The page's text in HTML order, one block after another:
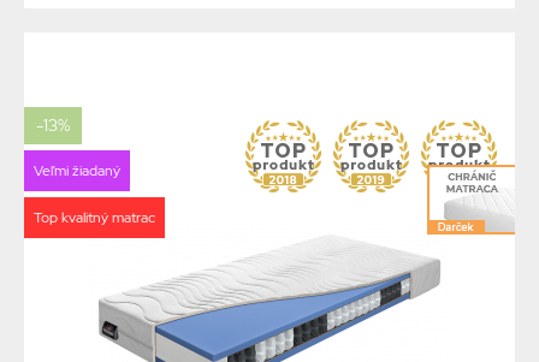
-13%
Veľmi žiadaný
Top kvalitný matrac